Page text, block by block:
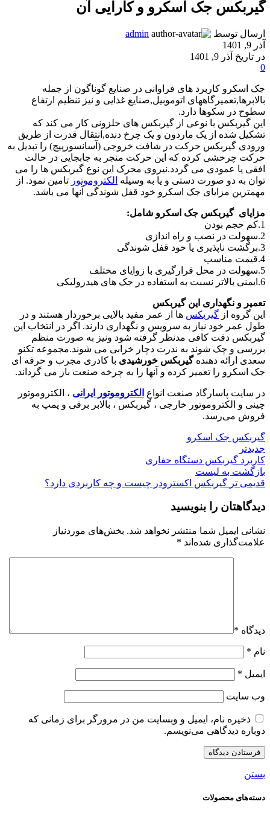
گیربکس جک اسکرو و کارایی آن
ارسال توسط
admin
آذر 9, 1401
در تاریخ آذر 9, 1401
0
جک اسکرو کاربرد های فراوانی در صنایع گوناگون از جمله
بالابرها,تعمیرگاههای اتوموبیل,صنایع غذایی و نیز تنظیم ارتفاع
سطوح در سکوها دارد.
این گیربکس با نوعی از گیربکس های حلزونی کار می کند که
تشکیل شده از یک ماردون و یک چرخ دنده,انتقال قدرت از طریق
ورودی گیربکس حرکت در شافت خروجی (آسانسورپیچ) را تبدیل به
حرکت چرخشی کرده که این حرکت منجر به جابجایی در حالت
افقی یا عمودی می گردد.نیروی محرک این نوع گیربکس ها را می
توان به دو صورت دستی و یا به وسیله الکتروموتور تامین نمود. از
مهمترین مزایای جک اسکرو خود قفل شوندگی آنها می باشد.
مزایای گیربکس جک اسکرو شامل:
1.کم حجم بودن
2.سهولت در نصب و راه اندازی
3.برگشت ناپذیری یا خود قفل شوندگی
4.قیمت مناسب
5.سهولت در محل قرارگیری با زوایای مختلف
6.ایمنی بالاتر نسبت به استفاده در جک های هیدرولیکی
تعمیر و نگهداری این گیربکس
این گروه از گیربکس ها از عمر مفید بالایی برخوردار هستند و در
طول عمر خود نیاز به سرویس و نگهداری دارند. اگر در انتخاب این
گیربکس دقت کافی مدنظر گرفته شود ونیز به صورت منظم
بررسی و چک شوند به ندرت دچار خرابی می شوند.مجموعه تکنو
سعدی ارائه دهندهگیربکس خورشیدی با کادری مجرب و حرفه ای
جک اسکرو را تعمیر کرده و آنها را به چرخه صنعت باز می گرداند.
در سایت پاسارگاد صنعت انواع الکتروموتور ایرانی ، الکتروموتور
چینی و الکتروموتور خارجی ، گیربکس ، بالابر برقی و پمپ به
فروش می‌رسد.
گیربکس جک اسکرو
جدیدتر
کاربرد گیربکس دستگاه حفاری
بازگشت به لیست
قدیمی تر گیربکس اکسترودر چیست و چه کاربردی دارد؟
دیدگاهتان را بنویسید
نشانی ایمیل شما منتشر نخواهد شد. بخش‌های موردنیاز
علامت‌گذاری شده‌اند *
دیدگاه *
نام *
ایمیل *
وب‌ سایت
ذخیره نام، ایمیل و وبسایت من در مرورگر برای زمانی که
دوباره دیدگاهی می‌نویسم.
بستن
دسته‌های محصولات